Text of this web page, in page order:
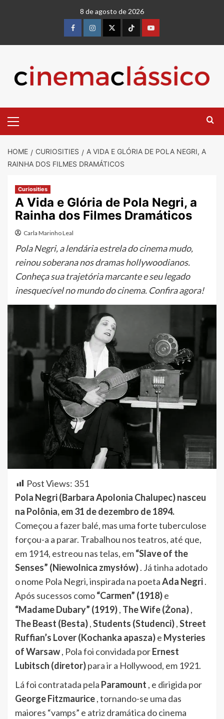
8 de agosto de 2026
HOME CURIOSITIES
A VIDA E GLÓRIA DE POLA NEGRI, A
RAINHA DOS FILMES DRAMÁTICOS
Curiosities
A Vida e Glória de Pola Negri, a
Rainha dos Filmes Dramáticos
Carla Marinho Leal
Pola Negri, a lendária estrela do cinema mudo,
reinou soberana nos dramas hollywoodianos.
Conheça sua trajetória marcante e seu legado
inesquecível no mundo do cinema. Confira agora!
Post Views: 351
Pola Negri (Barbara Apolonia Chalupec) nasceu
na Polônia, em 31 de dezembro de 1894.
Começou a fazer balé, mas uma forte tuberculose
forçou-a a parar. Trabalhou nos teatros, até que,
em 1914, estreou nas telas, em“Slave of the
Senses” (Niewolnica zmysłów). Já tinha adotado
o nome Pola Negri, inspirada na poetaAda Negri.
Após sucessos como“Carmen” (1918)e
“Madame Dubary” (1919), The Wife (Żona),
The Beast (Besta),Students (Studenci),Street
Ruffian’s Lover (Kochanka apasza)e Mysteries
of Warsaw, Pola foi convidada porErnest
Lubitsch (diretor)para ir a Hollywood, em 1921.
Lá foi contratada pela Paramount , e dirigida por
George Fitzmaurice, tornando-se uma das
maiores “vamps” e atriz dramática do cinema